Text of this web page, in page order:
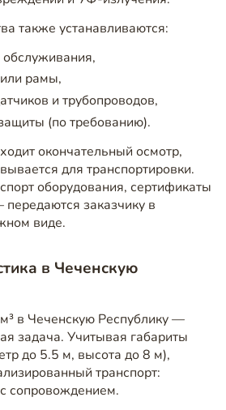
также устанавливаются:
рамы,
и трубопроводов,
(по требованию).
окончательный осмотр,
для транспортировки.
оборудования, сертификаты
заказчику в
виде.
в Чеченскую
в Чеченскую Республику —
задача. Учитывая габариты
до 5.5 м, высота до 8 м),
транспорт:
сопровождением.